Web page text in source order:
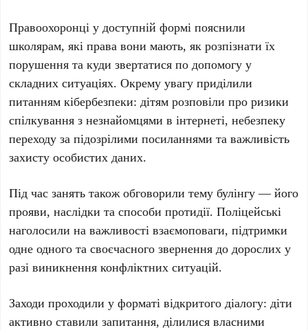
Правоохоронці у доступній формі пояснили
школярам, які права вони мають, як розпізнати їх
порушення та куди звертатися по допомогу у
складних ситуаціях. Окрему увагу приділили
питанням кібербезпеки: дітям розповіли про ризики
спілкування з незнайомцями в інтернеті, небезпеку
переходу за підозрілими посиланнями та важливість
захисту особистих даних.
Під час занять також обговорили тему булінгу — його
прояви, наслідки та способи протидії. Поліцейські
наголосили на важливості взаємоповаги, підтримки
одне одного та своєчасного звернення до дорослих у
разі виникнення конфліктних ситуацій.
Заходи проходили у форматі відкритого діалогу: діти
активно ставили запитання, ділилися власними